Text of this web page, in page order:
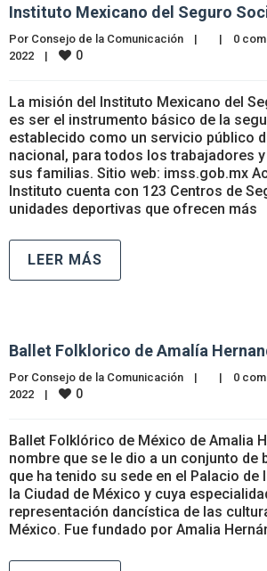
Instituto Mexicano del Seguro
Por Consejo de la Comunicación | | 0
2022 | 0
La misión del Instituto Mexicano del
es ser el instrumento básico de la
establecido como un servicio público
nacional, para todos los trabajadores
sus familias. Sitio web: imss.gob.mx
Instituto cuenta con 123 Centros de
unidades deportivas que ofrecen más
LEER MÁS
Ballet Folklorico de Amalía
Por Consejo de la Comunicación | | 0
2022 | 0
Ballet Folklórico de México de Amalia
nombre que se le dio a un conjunto
que ha tenido su sede en el Palacio de
la Ciudad de México y cuya
representación dancística de las
México. Fue fundado por Amalia